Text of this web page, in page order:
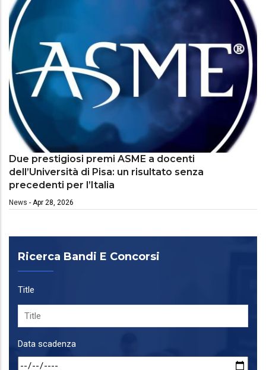
Due prestigiosi premi ASME a docenti
dell’Università di Pisa: un risultato senza
precedenti per l’Italia
News - Apr 28, 2026
Ricerca Bandi E Concorsi
Title
Data scadenza